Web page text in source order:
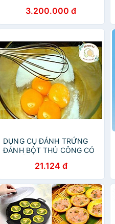
3.200.000 đ
DỤNG CỤ ĐÁNH TRỨNG
ĐÁNH BỘT THỦ CÔNG CÓ
HENRYSA21.124 đ